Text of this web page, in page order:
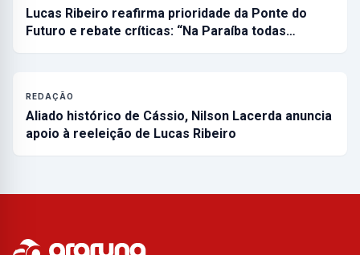
Lucas Ribeiro reafirma prioridade da Ponte do
Futuro e rebate críticas: “Na Paraíba todas…
REDAÇÃO
Aliado histórico de Cássio, Nilson Lacerda anuncia
apoio à reeleição de Lucas Ribeiro